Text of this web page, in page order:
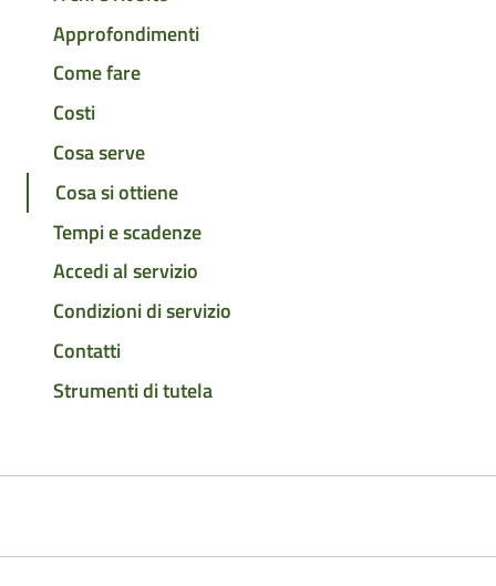
Approfondimenti
Come fare
Costi
Cosa serve
Cosa si ottiene
Tempi e scadenze
Accedi al servizio
Condizioni di servizio
Contatti
Strumenti di tutela